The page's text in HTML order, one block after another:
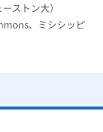
ストン大）
、ミシシッピ